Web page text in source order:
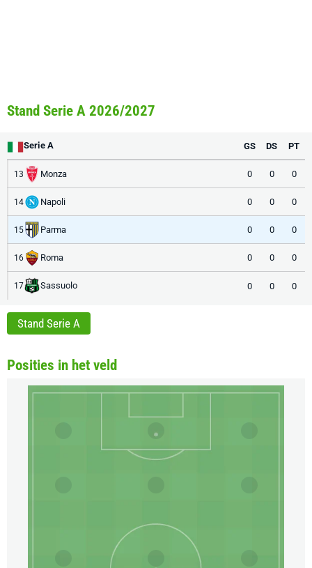
Stand Serie A 2026/2027
Serie A GS DS PT
13 Monza 0 0 0
14 Napoli 0 0 0
15 Parma 0 0 0
16 Roma 0 0 0
17 Sassuolo 0 0 0
Stand Serie A
Posities in het veld